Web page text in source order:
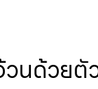
นด้วยตั